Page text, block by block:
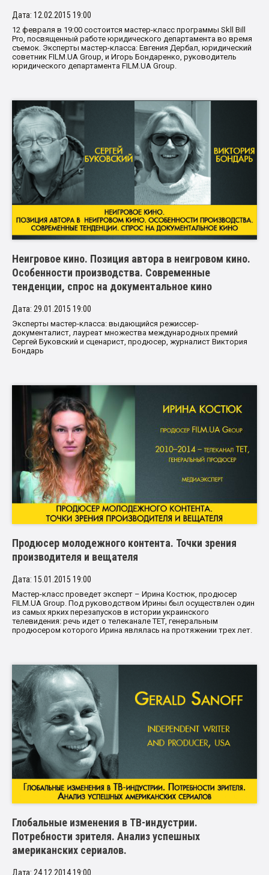
Дата: 12.02.2015 19:00
12 февраля в 19:00 состоится мастер-класс программы Skll Bill
Pro, посвященный работе юридического департамента во время
съемок. Эксперты мастер-класса: Евгения Дербал, юридический
советник FILM.UA Group, и Игорь Бондаренко, руководитель
юридического департамента FILM.UA Group.
Неигровое кино. Позиция автора в неигровом кино.
Особенности производства. Современные
тенденции, спрос на документальное кино
Дата: 29.01.2015 19:00
Эксперты мастер-класса: выдающийся режиссер-
документалист, лауреат множества международных премий
Сергей Буковский и сценарист, продюсер, журналист Виктория
Бондарь
Продюсер молодежного контента. Точки зрения
производителя и вещателя
Дата: 15.01.2015 19:00
Мастер-класс проведет эксперт – Ирина Костюк, продюсер
FILM.UA Group. Под руководством Ирины был осуществлен один
из самых ярких перезапусков в истории украинского
телевидения: речь идет о телеканале ТЕТ, генеральным
продюсером которого Ирина являлась на протяжении трех лет.
Глобальные изменения в ТВ-индустрии.
Потребности зрителя. Анализ успешных
американских сериалов.
Дата: 24.12.2014 19:00